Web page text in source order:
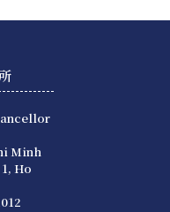
Minh
Ho